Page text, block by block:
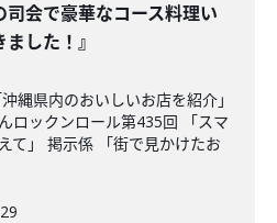
司会で豪華なコース料理い
した！』
縄県内のおいしいお店を紹介」
ロックンロール第435回 「スマ
て」 掲示係 「街で見かけたお